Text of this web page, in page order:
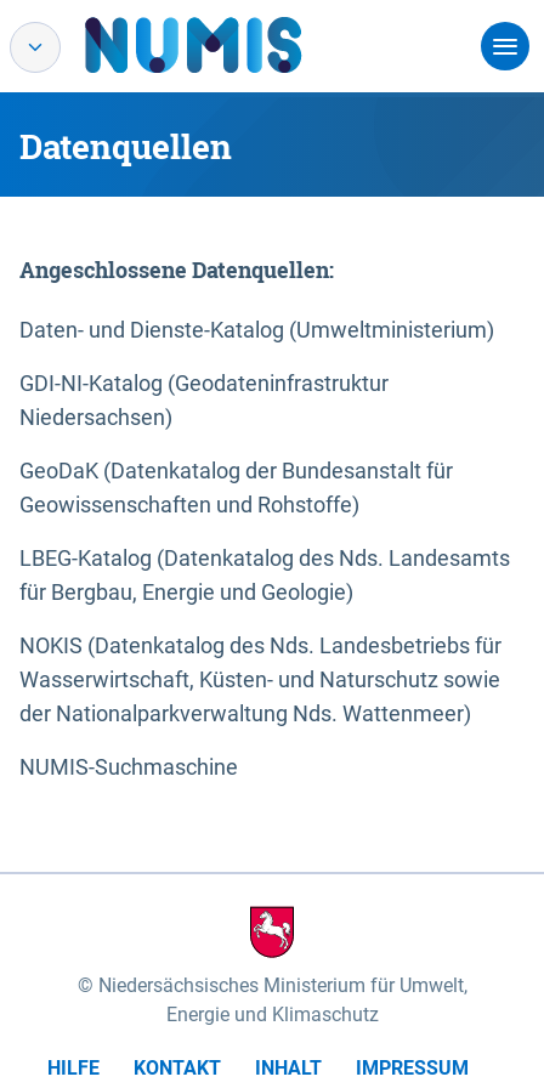
Datenquellen
Angeschlossene Datenquellen:
Daten- und Dienste-Katalog (Umweltministerium)
GDI-NI-Katalog (Geodateninfrastruktur
Niedersachsen)
GeoDaK (Datenkatalog der Bundesanstalt für
Geowissenschaften und Rohstoffe)
LBEG-Katalog (Datenkatalog des Nds. Landesamts
für Bergbau, Energie und Geologie)
NOKIS (Datenkatalog des Nds. Landesbetriebs für
Wasserwirtschaft, Küsten- und Naturschutz sowie
der Nationalparkverwaltung Nds. Wattenmeer)
NUMIS-Suchmaschine
Niedersächsisches Ministerium für Umwelt,
Energie und Klimaschutz
HILFE KONTAKT INHALT
IMPRESSUM